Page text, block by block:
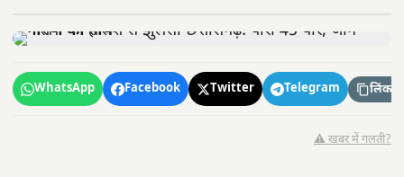
WhatsApp Facebook Twitter Telegram लिंक
⚠️ खबर में गलती?